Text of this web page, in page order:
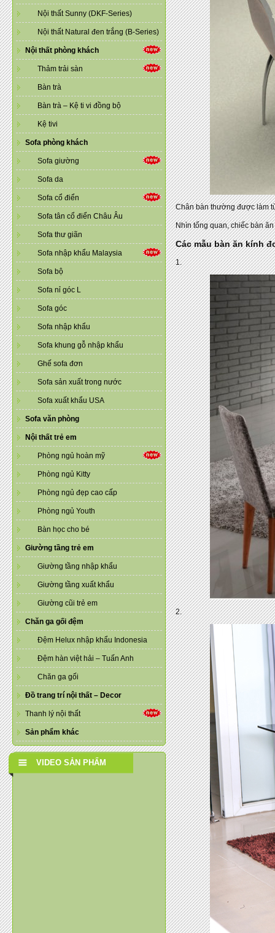
Nội thất Sunny (DKF-Series)
Nội thất Natural đen trắng (B-Series)
Nội thất phòng khách
Thảm trải sàn
Bàn trà
Bàn trà – Kệ ti vi đồng bộ
Kệ tivi
Sofa phòng khách
Sofa giường
Sofa da
Sofa cổ điển
Sofa tân cổ điển Châu Âu
Sofa thư giãn
Sofa nhập khẩu Malaysia
Sofa bộ
Sofa nỉ góc L
Sofa góc
Sofa nhập khẩu
Sofa khung gỗ nhập khẩu
Ghế sofa đơn
Sofa sản xuất trong nước
Sofa xuất khẩu USA
Sofa văn phòng
Nội thất trẻ em
Phòng ngủ hoàn mỹ
Phòng ngủ Kitty
Phòng ngủ đẹp cao cấp
Phòng ngủ Youth
Bàn học cho bé
Giường tầng trẻ em
Giường tầng nhập khẩu
Giường tầng xuất khẩu
Giường cũi trẻ em
Chăn ga gối đệm
Đệm Helux nhập khẩu Indonesia
Đệm hàn việt hải – Tuấn Anh
Chăn ga gối
Đồ trang trí nội thất – Decor
Thanh lý nội thất
Sản phẩm khác
VIDEO SẢN PHẨM
Chân bàn thường được làm
Nhìn tổng quan, chiếc bàn
Các mẫu bàn ăn kính
1.
2.